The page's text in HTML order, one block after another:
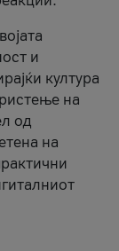
и
култура
на
од
на